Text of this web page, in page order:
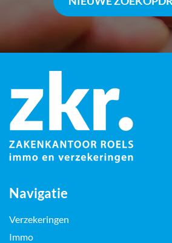
Navigatie
Verzekeringen
Immo